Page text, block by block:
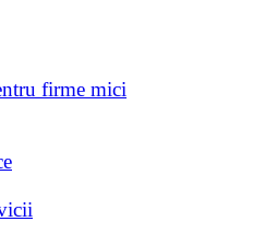
firme mici